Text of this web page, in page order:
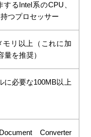
るIntel系のCPU、
つプロセッサー
モリ以上（これに加
を推奨）
に必要な100MB以上
Converter